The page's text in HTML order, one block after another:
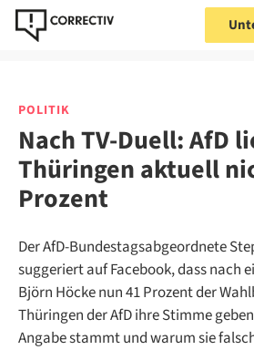
POLITIK
Nach TV-Duell: AfD
Thüringen aktuell
Prozent
Der AfD-Bundestagsabgeordnete
suggeriert auf Facebook, dass nach
Björn Höcke nun 41 Prozent der
Thüringen der AfD ihre Stimme
Angabe stammt und warum sie